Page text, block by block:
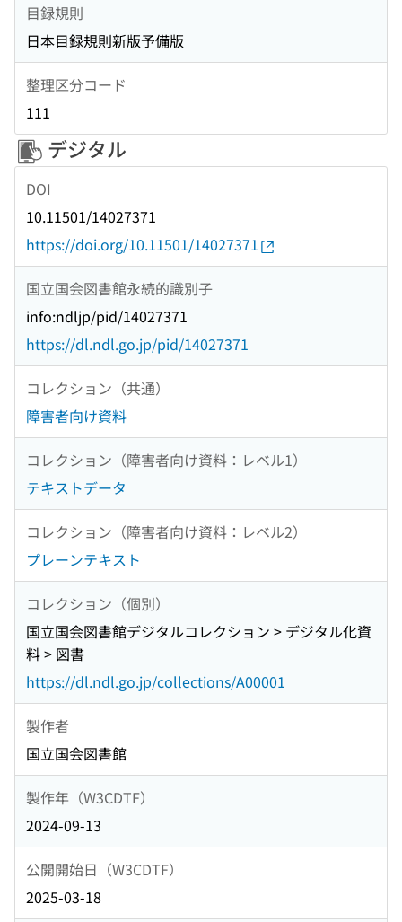
目録規則
日本目録規則新版予備版
整理区分コード
111
デジタル
DOI
10.11501/14027371
https://doi.org/10.11501/14027371
国立国会図書館永続的識別子
info:ndljp/pid/14027371
https://dl.ndl.go.jp/pid/14027371
コレクション（共通）
障害者向け資料
コレクション（障害者向け資料：レベル1）
テキストデータ
コレクション（障害者向け資料：レベル2）
プレーンテキスト
コレクション（個別）
国立国会図書館デジタルコレクション > デジタル化資
料 > 図書
https://dl.ndl.go.jp/collections/A00001
製作者
国立国会図書館
製作年（W3CDTF）
2024-09-13
公開開始日（W3CDTF）
2025-03-18